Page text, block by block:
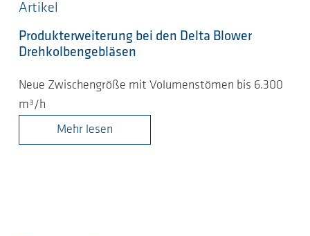
Artikel
Produkterweiterung bei den Delta Blower
Drehkolbengebläsen
Neue Zwischengröße mit Volumenstömen bis 6.300
m³/h
Mehr lesen